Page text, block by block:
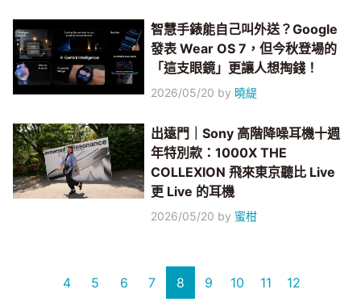
智慧手錶能自己叫外送？Google
發表 Wear OS 7，但今秋登場的
「這支眼鏡」更讓人想掏錢！
2026/05/20 by 曉緹
出遠門｜Sony 高階降噪耳機十週
年特別款：1000X THE
COLLEXION 飛來東京聽比 Live
更 Live 的耳機
2026/05/20 by 蜜柑
4 5 6 7 8 9 10 11 12